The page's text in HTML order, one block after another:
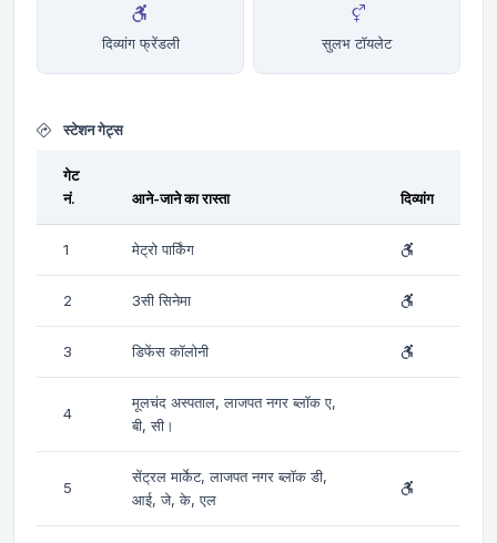
दिव्यांग फ्रेंडली सुलभ टॉयलेट
स्टेशन गेट्स
गेट
नं.
आने-जाने का रास्ता दिव्यांग
1 मेट्रो पार्किंग
2 3सी सिनेमा
3 डिफेंस कॉलोनी
4
मूलचंद अस्पताल, लाजपत नगर ब्लॉक ए,
बी, सी।
5
सेंट्रल मार्केट, लाजपत नगर ब्लॉक डी,
आई, जे, के, एल